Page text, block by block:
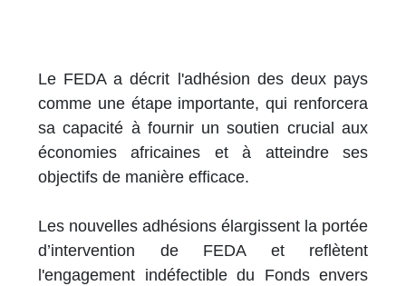
Le FEDA a décrit l'adhésion des deux pays
comme une étape importante, qui renforcera
sa capacité à fournir un soutien crucial aux
économies africaines et à atteindre ses
objectifs de manière efficace.
Les nouvelles adhésions élargissent la portée
d’intervention de FEDA et reflètent
l'engagement indéfectible du Fonds envers